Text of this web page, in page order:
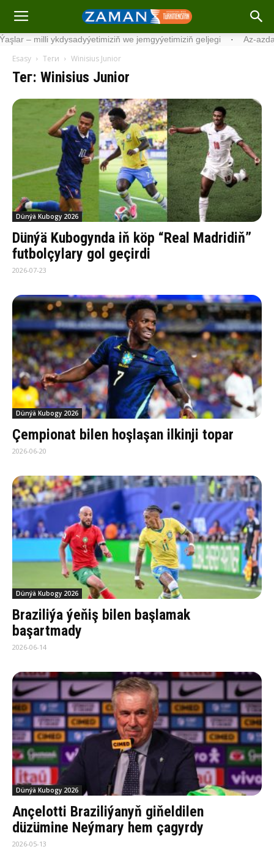
we jemgyýetimiziň geljegi · Az-azdan, ýöne ýygy-ýygydan
Esasy Теги Winisius Junior
Тег: Winisius Junior
Dünýä Kubogy 2026
Dünýä Kubogynda iň köp “Real Madridiň”
futbolçylary gol geçirdi
2026-07-23
Dünýä Kubogy 2026
Çempionat bilen hoşlaşan ilkinji topar
2026-06-20
Dünýä Kubogy 2026
Braziliýa ýeňiş bilen başlamak
başartmady
2026-06-14
Dünýä Kubogy 2026
Ançelotti Braziliýanyň giňeldilen
düzümine Neýmary hem çagyrdy
2026-05-13